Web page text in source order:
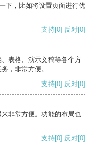
下，比如将设置页面进行优
支持[0] 反对[0]
表格、演示文稿等各个方
，非常方便。
支持[0] 反对[0]
非常方便。功能的布局也
支持[0] 反对[0]